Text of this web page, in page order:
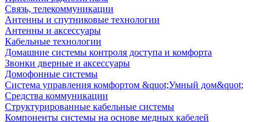
Связь, телекоммуникации
Антенны и спутниковые технологии
Антенны и аксессуары
Кабельные технологии
Домашние системы контроля доступа и комфорта
Звонки дверные и аксессуары
Домофонные системы
Система управления комфортом &quot;Умный дом&quot;
Средства коммуникации
Структурированные кабельные системы
Компоненты системы на основе медных кабелей